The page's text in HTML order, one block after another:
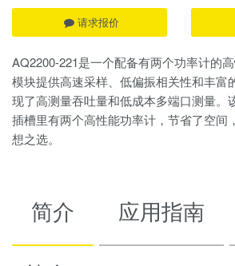
AQ2200-221是一个配备有两个功率计的
模块提供高速采样、低偏振相关性和丰富
现了高测量吞吐量和低成本多端口测量。
插槽里有两个高性能功率计，节省了空间
想之选。
请求报价
简介 应用指南